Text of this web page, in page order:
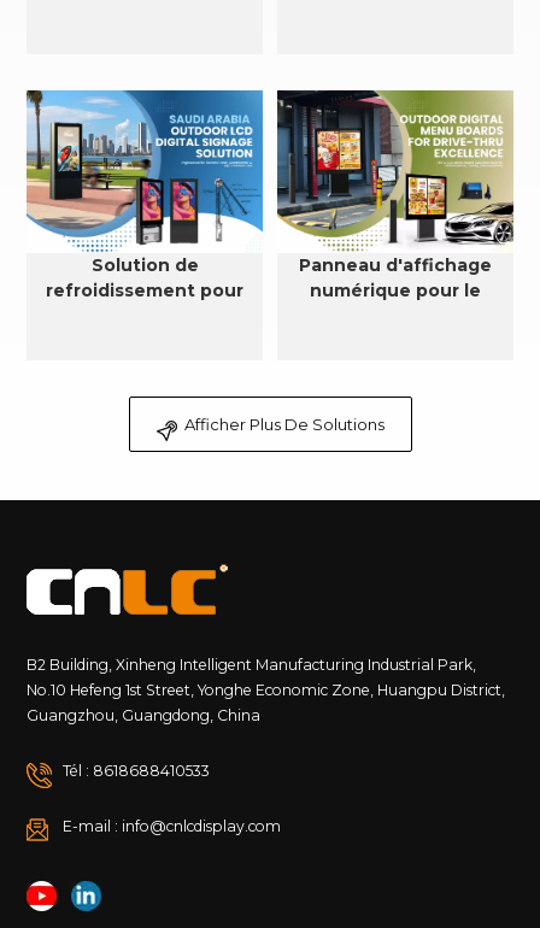
Solution de
refroidissement pour
Panneau d'affichage
numérique pour le
Afficher Plus De Solutions
B2 Building, Xinheng Intelligent Manufacturing Industrial Park,
No.10 Hefeng 1st Street, Yonghe Economic Zone, Huangpu District,
Guangzhou, Guangdong, China
Tél : 8618688410533
E-mail : info@cnlcdisplay.com